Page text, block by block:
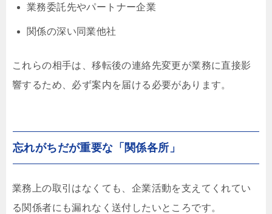
業務委託先やパートナー企業
関係の深い同業他社
これらの相手は、移転後の連絡先変更が業務に直接影
響するため、必ず案内を届ける必要があります。
忘れがちだが重要な「関係各所」
業務上の取引はなくても、企業活動を支えてくれてい
る関係者にも漏れなく送付したいところです。